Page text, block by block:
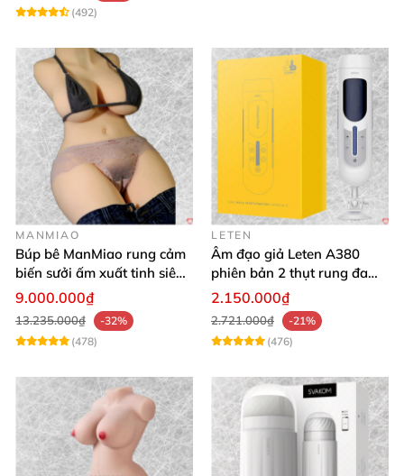
(492)
MANMIAO
Búp bê ManMiao rung cảm
biến sưởi ấm xuất tinh siêu
thực trải nghiệm
9.000.000₫
13.235.000₫
-32%
(478)
LETEN
Âm đạo giả Leten A380
phiên bản 2 thụt rung đa
chế độ, siêu mềm
2.150.000₫
2.721.000₫
-21%
(476)